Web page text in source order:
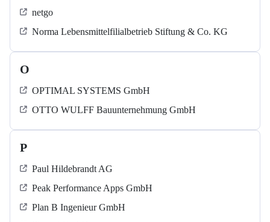
netgo
Norma Lebensmittelfilialbetrieb Stiftung & Co. KG
O
OPTIMAL SYSTEMS GmbH
OTTO WULFF Bauunternehmung GmbH
P
Paul Hildebrandt AG
Peak Performance Apps GmbH
Plan B Ingenieur GmbH